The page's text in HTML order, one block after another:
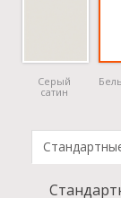
Серый
сатин